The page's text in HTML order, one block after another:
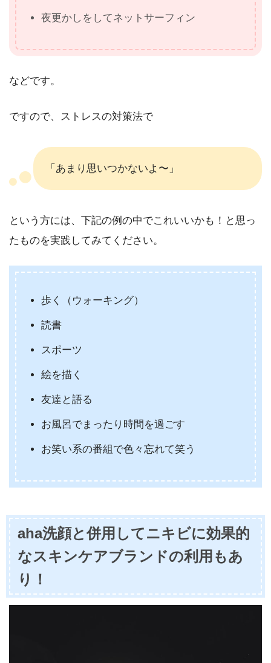
夜更かしをしてネットサーフィン
などです。
ですので、ストレスの対策法で
「あまり思いつかないよ〜」
という方には、下記の例の中でこれいいかも！と思っ
たものを実践してみてください。
歩く（ウォーキング）
読書
スポーツ
絵を描く
友達と語る
お風呂でまったり時間を過ごす
お笑い系の番組で色々忘れて笑う
aha洗顔と併用してニキビに効果的
なスキンケアブランドの利用もあ
り！